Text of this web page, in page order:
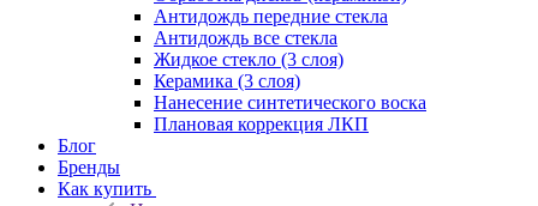
Антидождь передние стекла
Антидождь все стекла
Жидкое стекло (3 слоя)
Керамика (3 слоя)
Нанесение синтетического воска
Плановая коррекция ЛКП
Блог
Бренды
Как купить